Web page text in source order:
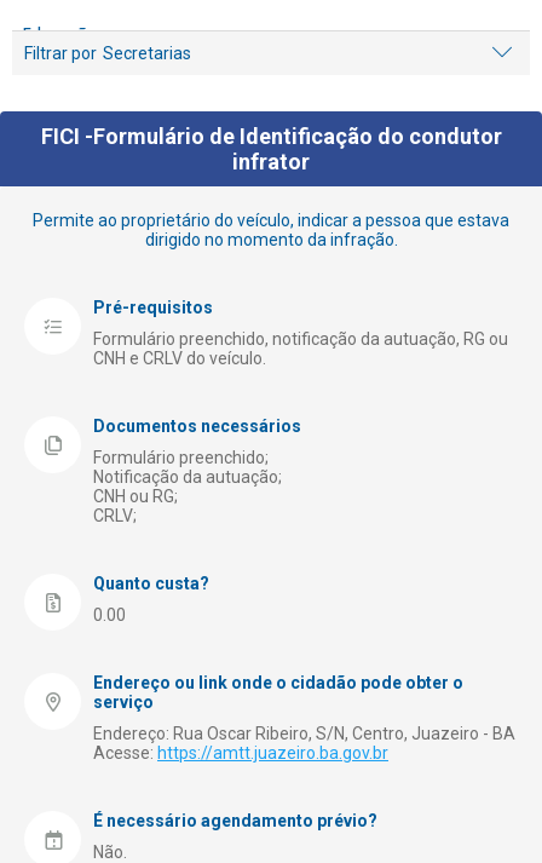
Filtrar por Secretarias
Educação
Fiscalização e Denúncia
Licenciamento e Alvarás
Meio Ambiente
Obras Públicas
Receita Municipal – Tributação
Registro de Empresas
FICI -Formulário de Identificação do condutor
infrator
Permite ao proprietário do veículo, indicar a pessoa que estava
dirigido no momento da infração.
Pré-requisitos
Formulário preenchido, notificação da autuação, RG ou
CNH e CRLV do veículo.
Documentos necessários
Formulário preenchido;
Notificação da autuação;
CNH ou RG;
CRLV;
Quanto custa?
0.00
Endereço ou link onde o cidadão pode obter o
serviço
Endereço: Rua Oscar Ribeiro, S/N, Centro, Juazeiro - BA
Acesse: https://amtt.juazeiro.ba.gov.br
É necessário agendamento prévio?
Não.